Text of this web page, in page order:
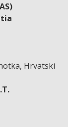
Hrvatski